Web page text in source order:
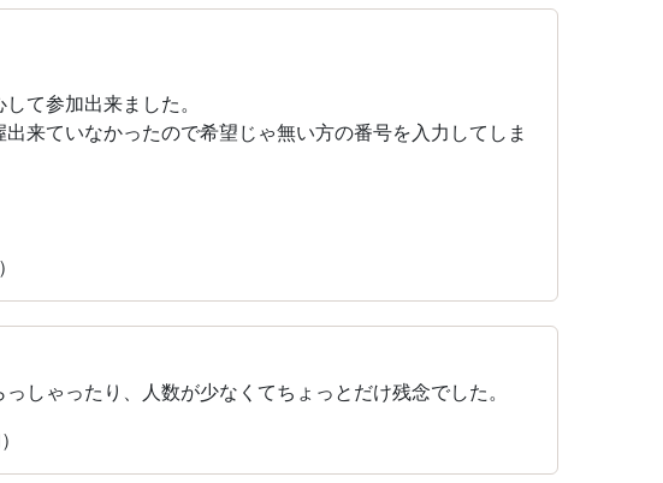
て参加出来ました。
来ていなかったので希望じゃ無い方の番号を入力してしま
しゃったり、人数が少なくてちょっとだけ残念でした。